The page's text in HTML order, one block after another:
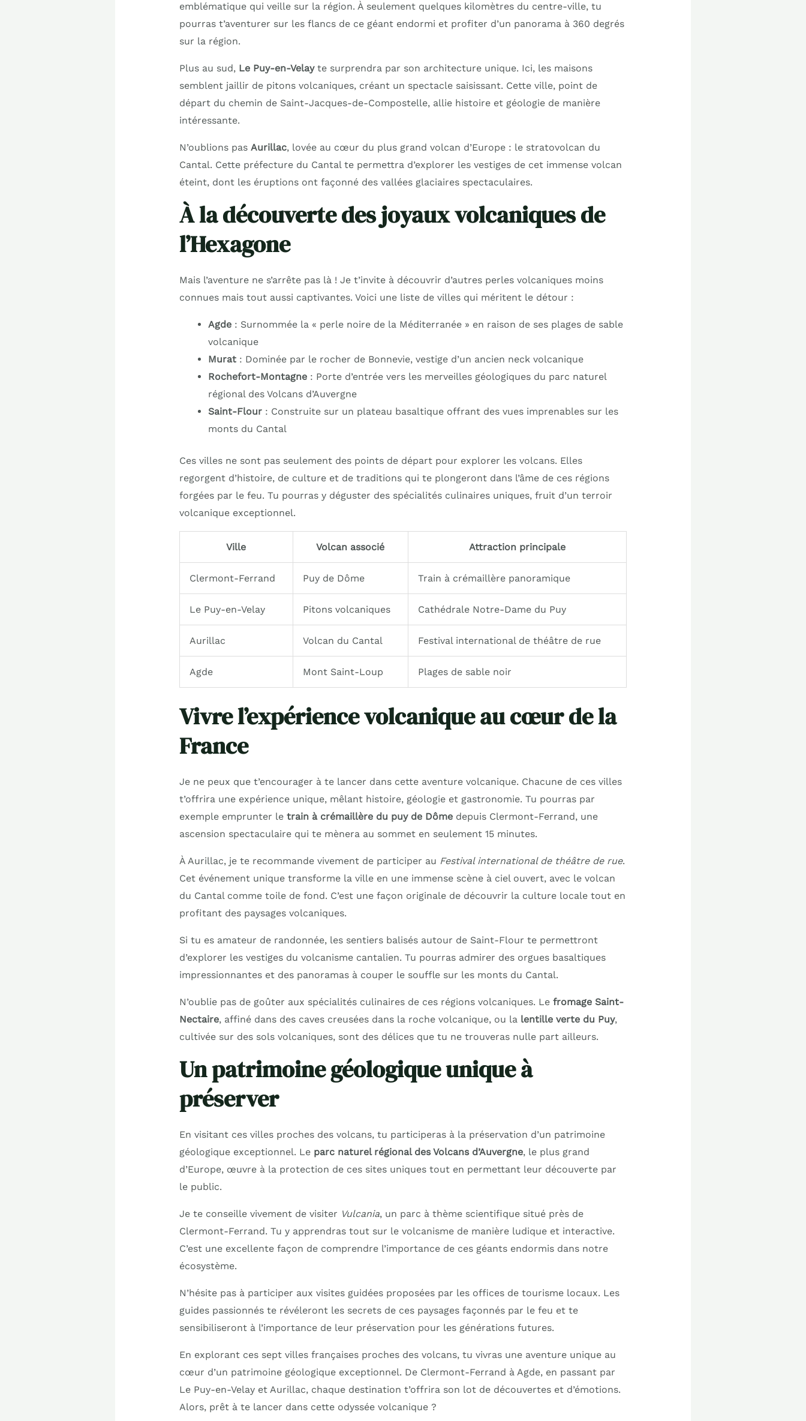
emblématique qui veille sur la région. À seulement quelques kilomètres du centre-ville, tu
pourras t’aventurer sur les flancs de ce géant endormi et profiter d’un panorama à 360 degrés
sur la région.
Plus au sud, Le Puy-en-Velayte surprendra par son architecture unique. Ici, les maisons
semblent jaillir de pitons volcaniques, créant un spectacle saisissant. Cette ville, point de
départ du chemin de Saint-Jacques-de-Compostelle, allie histoire et géologie de manière
intéressante.
N’oublions pas Aurillac, lovée au cœur du plus grand volcan d’Europe : le stratovolcan du
Cantal. Cette préfecture du Cantal te permettra d’explorer les vestiges de cet immense volcan
éteint, dont les éruptions ont façonné des vallées glaciaires spectaculaires.
À la découverte des joyaux volcaniques de
l’Hexagone
Mais l’aventure ne s’arrête pas là ! Je t’invite à découvrir d’autres perles volcaniques moins
connues mais tout aussi captivantes. Voici une liste de villes qui méritent le détour :
Agde: Surnommée la « perle noire de la Méditerranée » en raison de ses plages de sable
volcanique
Murat: Dominée par le rocher de Bonnevie, vestige d’un ancien neck volcanique
Rochefort-Montagne: Porte d’entrée vers les merveilles géologiques du parc naturel
régional des Volcans d’Auvergne
Saint-Flour: Construite sur un plateau basaltique offrant des vues imprenables sur les
monts du Cantal
Ces villes ne sont pas seulement des points de départ pour explorer les volcans. Elles
regorgent d’histoire, de culture et de traditions qui te plongeront dans l’âme de ces régions
forgées par le feu. Tu pourras y déguster des spécialités culinaires uniques, fruit d’un terroir
volcanique exceptionnel.
Ville Volcan associé Attraction principale
Clermont-Ferrand Puy de Dôme Train à crémaillère panoramique
Le Puy-en-Velay Pitons volcaniques Cathédrale Notre-Dame du Puy
Aurillac Volcan du Cantal Festival international de théâtre de rue
Agde Mont Saint-Loup Plages de sable noir
Vivre l’expérience volcanique au cœur de la
France
Je ne peux que t’encourager à te lancer dans cette aventure volcanique. Chacune de ces villes
t’offrira une expérience unique, mêlant histoire, géologie et gastronomie. Tu pourras par
exemple emprunter le train à crémaillère du puy de Dômedepuis Clermont-Ferrand, une
ascension spectaculaire qui te mènera au sommet en seulement 15 minutes.
À Aurillac, je te recommande vivement de participer au Festival international de théâtre de rue.
Cet événement unique transforme la ville en une immense scène à ciel ouvert, avec le volcan
du Cantal comme toile de fond. C’est une façon originale de découvrir la culture locale tout en
profitant des paysages volcaniques.
Si tu es amateur de randonnée, les sentiers balisés autour de Saint-Flour te permettront
d’explorer les vestiges du volcanisme cantalien. Tu pourras admirer des orgues basaltiques
impressionnantes et des panoramas à couper le souffle sur les monts du Cantal.
N’oublie pas de goûter aux spécialités culinaires de ces régions volcaniques. Le fromage Saint-
Nectaire, affiné dans des caves creusées dans la roche volcanique, ou la lentille verte du Puy,
cultivée sur des sols volcaniques, sont des délices que tu ne trouveras nulle part ailleurs.
Un patrimoine géologique unique à
préserver
En visitant ces villes proches des volcans, tu participeras à la préservation d’un patrimoine
géologique exceptionnel. Le parc naturel régional des Volcans d’Auvergne, le plus grand
d’Europe, œuvre à la protection de ces sites uniques tout en permettant leur découverte par
le public.
Je te conseille vivement de visiter Vulcania, un parc à thème scientifique situé près de
Clermont-Ferrand. Tu y apprendras tout sur le volcanisme de manière ludique et interactive.
C’est une excellente façon de comprendre l’importance de ces géants endormis dans notre
écosystème.
N’hésite pas à participer aux visites guidées proposées par les offices de tourisme locaux. Les
guides passionnés te révéleront les secrets de ces paysages façonnés par le feu et te
sensibiliseront à l’importance de leur préservation pour les générations futures.
En explorant ces sept villes françaises proches des volcans, tu vivras une aventure unique au
cœur d’un patrimoine géologique exceptionnel. De Clermont-Ferrand à Agde, en passant par
Le Puy-en-Velay et Aurillac, chaque destination t’offrira son lot de découvertes et d’émotions.
Alors, prêt à te lancer dans cette odyssée volcanique ?